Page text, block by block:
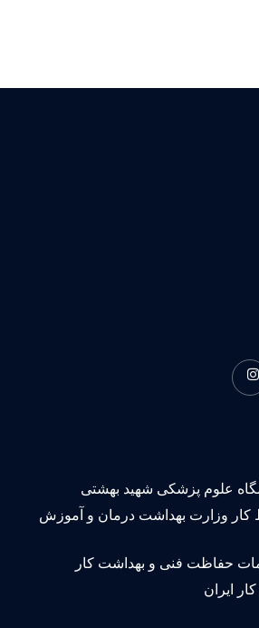
علوم پزشکی شهید بهشتی
وزارت بهداشت درمان و آموزش
حفاظت فنی و بهداشت کار